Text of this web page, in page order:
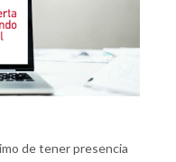
de tener presencia